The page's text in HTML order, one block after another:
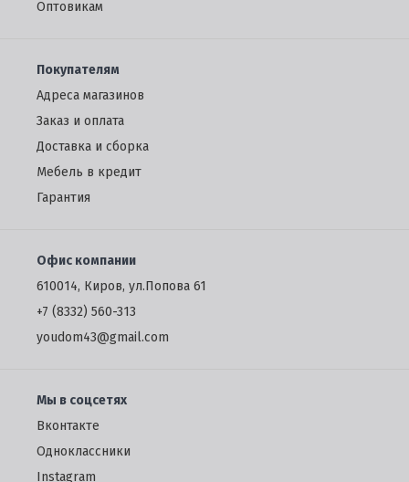
Oптовикам
Покупателям
Адреса магазинов
Заказ и оплата
Доставка и сборка
Мебель в кредит
Гарантия
Офис компании
610014, Киров, ул.Попова 61
+7 (8332) 560-313
youdom43@gmail.com
Мы в соцсетях
Вконтакте
Одноклассники
Instagram